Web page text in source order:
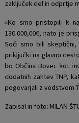
zaključek del in odprtje
»Ko smo pristopili k
130.000,00€, nato je
Soči smo bili
priključki na glavno
bo Občina Bovec kot
dodatnih zahtev TNP,
pogovarjali z vodstvom
Zapisal in foto: MILAN
Naselja v občini
Pobratene občine
Organigram
Varstvo osebnih podatkov
Prostorski akti občine
Predpisi in odloki
Občinski časopis
Proračun občine
Osmrtnice iz regije